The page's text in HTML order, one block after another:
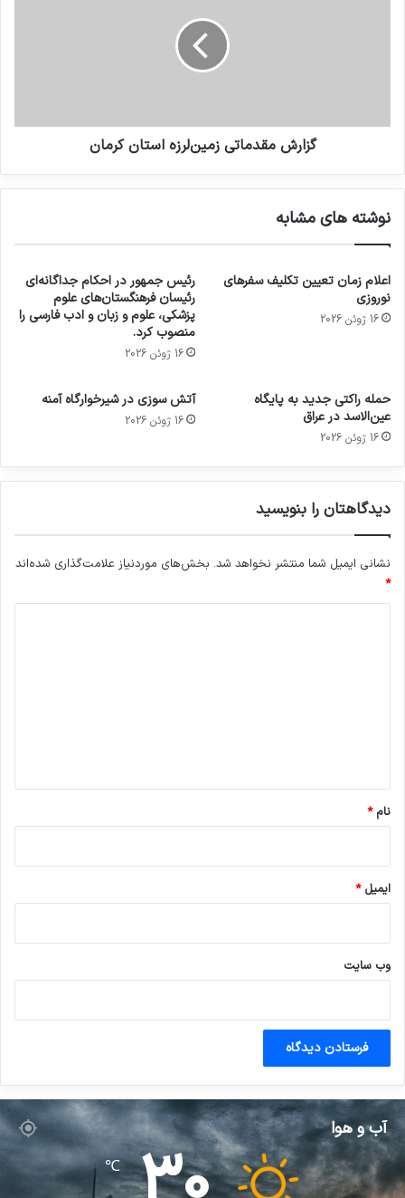
گزارش مقدماتی زمین‌لرزه استان كرمان
نوشته های مشابه
اعلام زمان تعیین تکلیف سفرهای
نوروزی
16 ژوئن 2026
رئیس جمهور در احکام جداگانه‌ای
رئیسان فرهنگستان‌های علوم
پزشکی، علوم و زبان و ادب فارسی را
منصوب کرد.
16 ژوئن 2026
حمله راکتی جدید به پایگاه
عین‌الاسد در عراق
16 ژوئن 2026
آتش سوزی در شیرخوارگاه آمنه
16 ژوئن 2026
دیدگاهتان را بنویسید
نشانی ایمیل شما منتشر نخواهد شد. بخش‌های موردنیاز علامت‌گذاری شده‌اند
*
نام*
ایمیل*
وب‌ سایت
آب و هوا
℃